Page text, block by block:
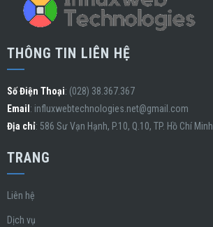
THÔNG TIN LIÊN HỆ
Số Điện Thoại: (028) 38.367.367
Email : influxwebtechnologies.net@gmail.com
Địa chỉ: 586 Sư Vạn Hạnh, P.10, Q.10, TP. Hồ Chí Minh
TRANG
Liên hệ
Dịch vụ